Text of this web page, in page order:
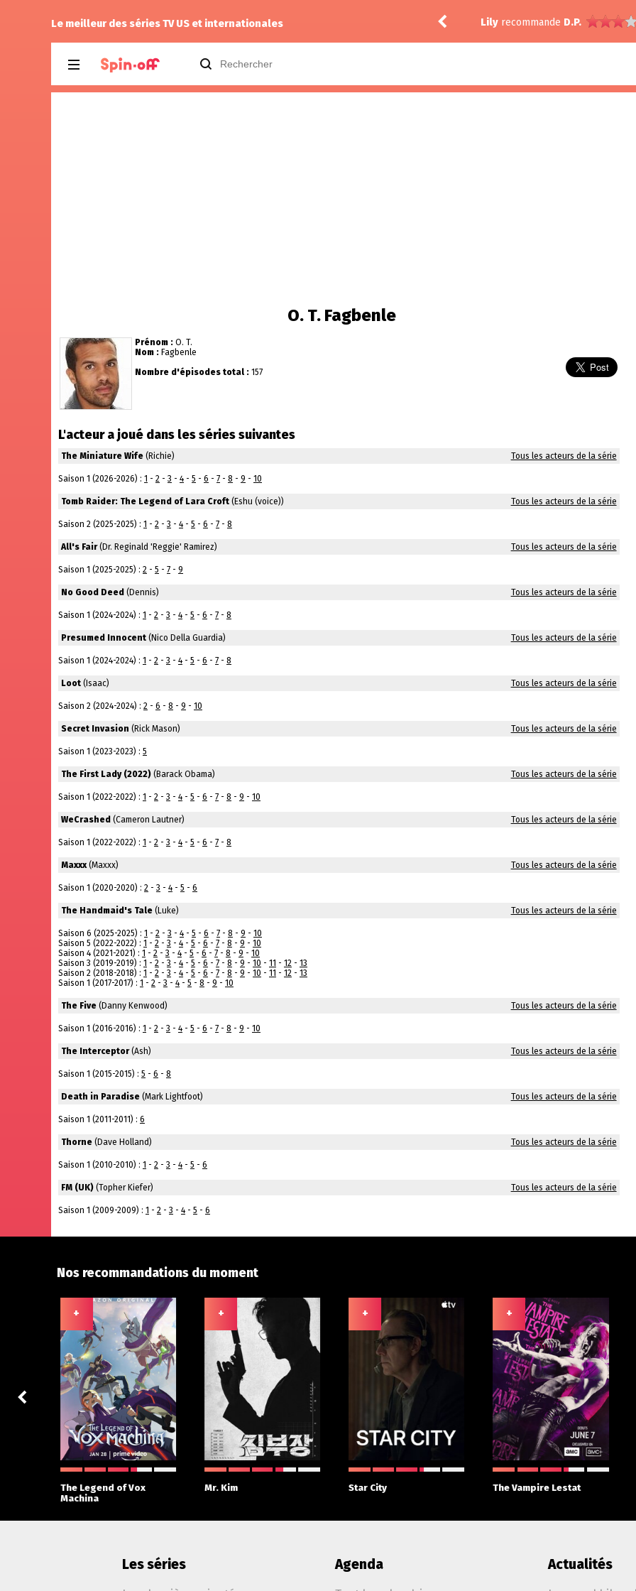
Le meilleur des séries TV US et internationales Lily recommande D.P.
O. T. Fagbenle
Prénom : O. T.
Nom : Fagbenle
Nombre d'épisodes total : 157
L'acteur a joué dans les séries suivantes
The Miniature Wife (Richie) Tous les acteurs de la série
Saison 1 (2026-2026) : 1 - 2 - 3 - 4 - 5 - 6 - 7 - 8 - 9 - 10
Tomb Raider: The Legend of Lara Croft (Eshu (voice)) Tous les acteurs de la série
Saison 2 (2025-2025) : 1 - 2 - 3 - 4 - 5 - 6 - 7 - 8
All's Fair(Dr. Reginald 'Reggie' Ramirez) Tous les acteurs de la série
Saison 1 (2025-2025) : 2 - 5 - 7 - 9
No Good Deed (Dennis) Tous les acteurs de la série
Saison 1 (2024-2024) : 1 - 2 - 3 - 4 - 5 - 6 - 7 - 8
Presumed Innocent (Nico Della Guardia) Tous les acteurs de la série
Saison 1 (2024-2024) : 1 - 2 - 3 - 4 - 5 - 6 - 7 - 8
Loot (Isaac) Tous les acteurs de la série
Saison 2 (2024-2024) : 2 - 6 - 8 - 9 - 10
Secret Invasion (Rick Mason) Tous les acteurs de la série
Saison 1 (2023-2023) : 5
The First Lady (2022) (Barack Obama) Tous les acteurs de la série
Saison 1 (2022-2022) : 1 - 2 - 3 - 4 - 5 - 6 - 7 - 8 - 9 - 10
WeCrashed (Cameron Lautner) Tous les acteurs de la série
Saison 1 (2022-2022) : 1 - 2 - 3 - 4 - 5 - 6 - 7 - 8
Maxxx(Maxxx) Tous les acteurs de la série
Saison 1 (2020-2020) : 2 - 3 - 4 - 5 - 6
The Handmaid's Tale (Luke) Tous les acteurs de la série
Saison 6 (2025-2025) : 1 - 2 - 3 - 4 - 5 - 6 - 7 - 8 - 9 - 10
Saison 5 (2022-2022) : 1 - 2 - 3 - 4 - 5 - 6 - 7 - 8 - 9 - 10
Saison 4 (2021-2021) : 1 - 2 - 3 - 4 - 5 - 6 - 7 - 8 - 9 - 10
Saison 3 (2019-2019) : 1 - 2 - 3 - 4 - 5 - 6 - 7 - 8 - 9 - 10 - 11 - 12 - 13
Saison 2 (2018-2018) : 1 - 2 - 3 - 4 - 5 - 6 - 7 - 8 - 9 - 10 - 11 - 12 - 13
Saison 1 (2017-2017) : 1 - 2 - 3 - 4 - 5 - 8 - 9 - 10
The Five (Danny Kenwood) Tous les acteurs de la série
Saison 1 (2016-2016) : 1 - 2 - 3 - 4 - 5 - 6 - 7 - 8 - 9 - 10
The Interceptor(Ash) Tous les acteurs de la série
Saison 1 (2015-2015) : 5 - 6 - 8
Death in Paradise (Mark Lightfoot) Tous les acteurs de la série
Saison 1 (2011-2011) : 6
Thorne (Dave Holland) Tous les acteurs de la série
Saison 1 (2010-2010) : 1 - 2 - 3 - 4 - 5 - 6
FM (UK) (Topher Kiefer) Tous les acteurs de la série
Saison 1 (2009-2009) : 1 - 2 - 3 - 4 - 5 - 6
Nos recommandations du moment
+
The Legend of Vox
Machina
+
Mr. Kim
+
Star City
+
The Vampire Lestat
Les séries Agenda Actualités